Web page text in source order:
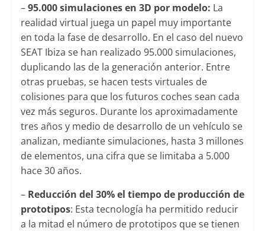
–95.000 simulaciones en 3D por modelo: La
realidad virtual juega un papel muy importante
en toda la fase de desarrollo. En el caso del nuevo
SEAT Ibiza se han realizado 95.000 simulaciones,
duplicando las de la generación anterior. Entre
otras pruebas, se hacen tests virtuales de
colisiones para que los futuros coches sean cada
vez más seguros. Durante los aproximadamente
tres años y medio de desarrollo de un vehículo se
analizan, mediante simulaciones, hasta 3 millones
de elementos, una cifra que se limitaba a 5.000
hace 30 años.
– Reducción del 30% el tiempo de producción de
prototipos: Esta tecnología ha permitido reducir
a la mitad el número de prototipos que se tienen